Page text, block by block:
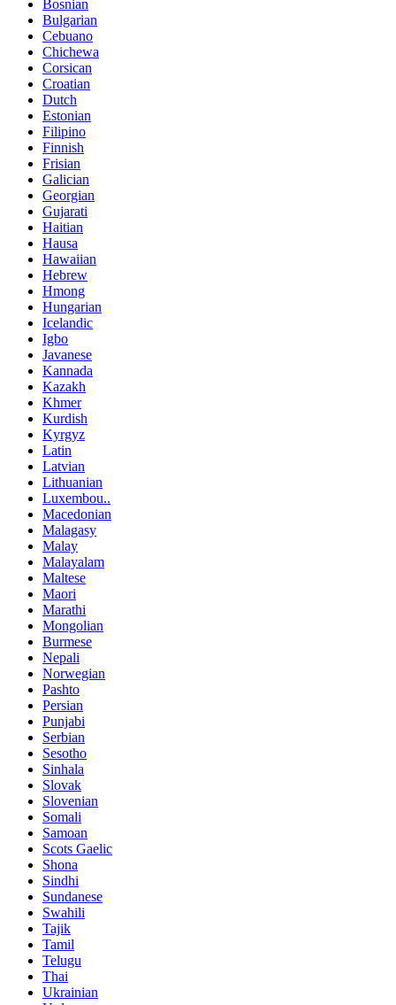
Bosnian
Bulgarian
Cebuano
Chichewa
Corsican
Croatian
Dutch
Estonian
Filipino
Finnish
Frisian
Galician
Georgian
Gujarati
Haitian
Hausa
Hawaiian
Hebrew
Hmong
Hungarian
Icelandic
Igbo
Javanese
Kannada
Kazakh
Khmer
Kurdish
Kyrgyz
Latin
Latvian
Lithuanian
Luxembou..
Macedonian
Malagasy
Malay
Malayalam
Maltese
Maori
Marathi
Mongolian
Burmese
Nepali
Norwegian
Pashto
Persian
Punjabi
Serbian
Sesotho
Sinhala
Slovak
Slovenian
Somali
Samoan
Scots Gaelic
Shona
Sindhi
Sundanese
Swahili
Tajik
Tamil
Telugu
Thai
Ukrainian